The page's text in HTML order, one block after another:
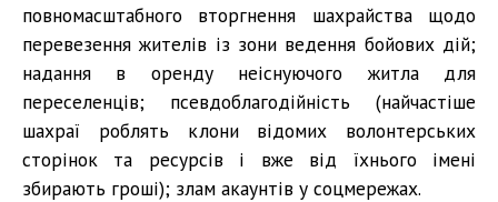
повномасштабного вторгнення шахрайства щодо
перевезення жителів із зони ведення бойових дій;
надання в оренду неіснуючого житла для
переселенців; псевдоблагодійність (найчастіше
шахраї роблять клони відомих волонтерських
сторінок та ресурсів і вже від їхнього імені
збирають гроші); злам акаунтів у соцмережах.